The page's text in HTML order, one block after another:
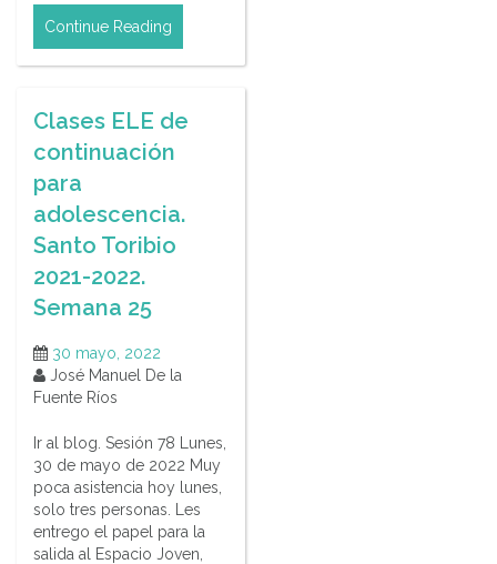
Continue Reading
Clases ELE de
continuación
para
adolescencia.
Santo Toribio
2021-2022.
Semana 25
30 mayo, 2022
José Manuel De la
Fuente Ríos
Ir al blog. Sesión 78 Lunes,
30 de mayo de 2022 Muy
poca asistencia hoy lunes,
solo tres personas. Les
entrego el papel para la
salida al Espacio Joven,